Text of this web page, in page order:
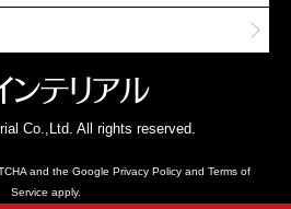
Co.,Ltd. All rights reserved.
and the Google Privacy Policyand Terms of
Service apply.